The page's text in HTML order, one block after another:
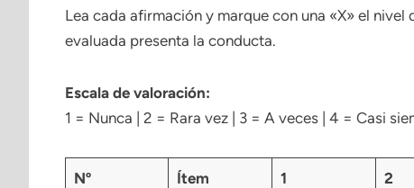
Lea cada afirmación y marque con una «X» el
evaluada presenta la conducta.
Escala de valoración:
1 = Nunca | 2 = Rara vez | 3 = A veces | 4 = Casi
Nº Ítem 1 2